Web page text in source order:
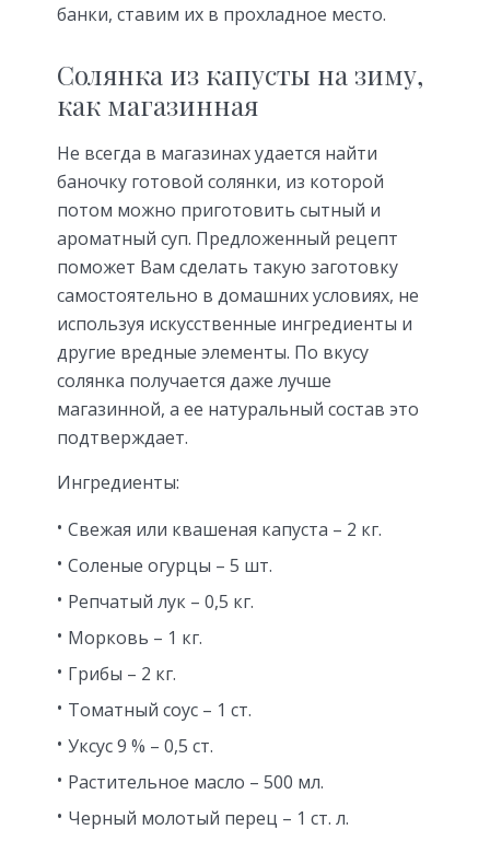
банки, ставим их в прохладное место.
Солянка из капусты на зиму,
как магазинная
Не всегда в магазинах удается найти
баночку готовой солянки, из которой
потом можно приготовить сытный и
ароматный суп. Предложенный рецепт
поможет Вам сделать такую заготовку
самостоятельно в домашних условиях, не
используя искусственные ингредиенты и
другие вредные элементы. По вкусу
солянка получается даже лучше
магазинной, а ее натуральный состав это
подтверждает.
Ингредиенты:
Свежая или квашеная капуста – 2 кг.
Соленые огурцы – 5 шт.
Репчатый лук – 0,5 кг.
Морковь – 1 кг.
Грибы – 2 кг.
Томатный соус – 1 ст.
Уксус 9 % – 0,5 ст.
Растительное масло – 500 мл.
Черный молотый перец – 1 ст. л.